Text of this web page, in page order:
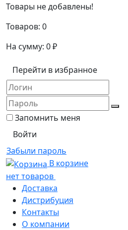
Товары не добавлены!
Товаров: 0
На сумму: 0₽
Перейти в избранное
Запомнить меня
Забыли пароль
В корзине
нет товаров
Доставка
Дистрибуция
Контакты
О компании